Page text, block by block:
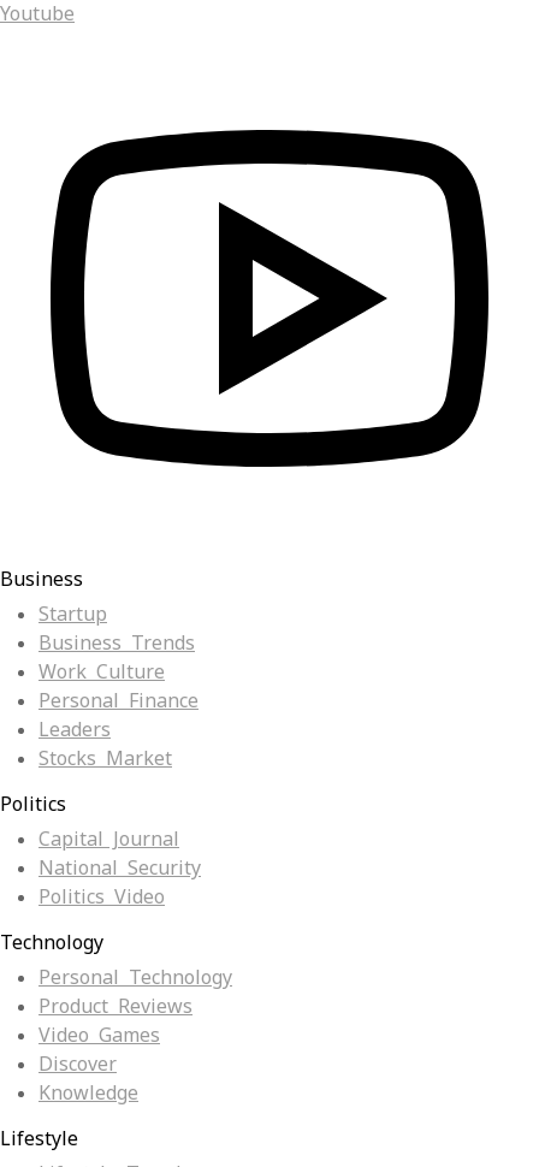
Youtube
Business
Startup
Business Trends
Work Culture
Personal Finance
Leaders
Stocks Market
Politics
Capital Journal
National Security
Politics Video
Technology
Personal Technology
Product Reviews
Video Games
Discover
Knowledge
Lifestyle